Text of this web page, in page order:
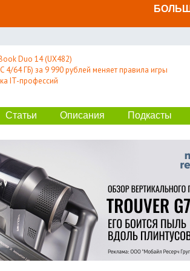
Duo 14 (UX482)
4/64 ГБ) за 9 990 рублей меняет правила игры
IT-профессий
Статьи Описания Подкасты